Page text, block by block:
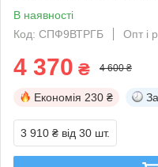
В наявності
Код: СПФ9ВТРГБ
Опт і
4 370 ₴ 4 600 ₴
Економія 230 ₴
3 910 ₴ від 30 шт.